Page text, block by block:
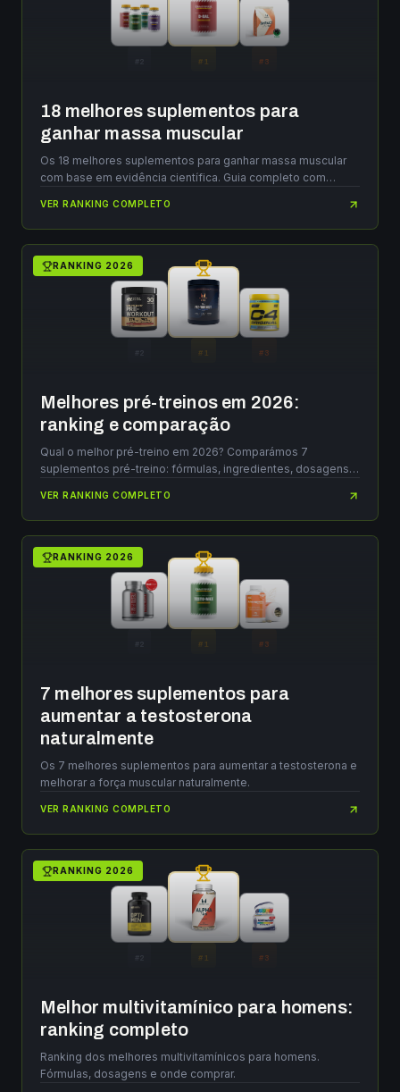
2 # 1 # 3
18 melhores suplementos para
ganhar massa muscular
Os 18 melhores suplementos para ganhar massa muscular
com base em evidência científica. Guia completo com
VER RANKING COMPLETO
2 # 1 # 3
RANKING 2026
Melhores pré-treinos em 2026:
ranking e comparação
Qual o melhor pré-treino em 2026? Comparámos 7
suplementos pré-treino: fórmulas, ingredientes, dosagens e
VER RANKING COMPLETO
#2 # 1 # 3
RANKING 2026
7 melhores suplementos para
aumentar a testosterona
naturalmente
Os 7 melhores suplementos para aumentar a testosterona e
melhorar a força muscular naturalmente.
VER RANKING COMPLETO
2 # 1 # 3
RANKING 2026
Melhor multivitamínico para homens:
ranking completo
Ranking dos melhores multivitamínicos para homens.
Fórmulas, dosagens e onde comprar.